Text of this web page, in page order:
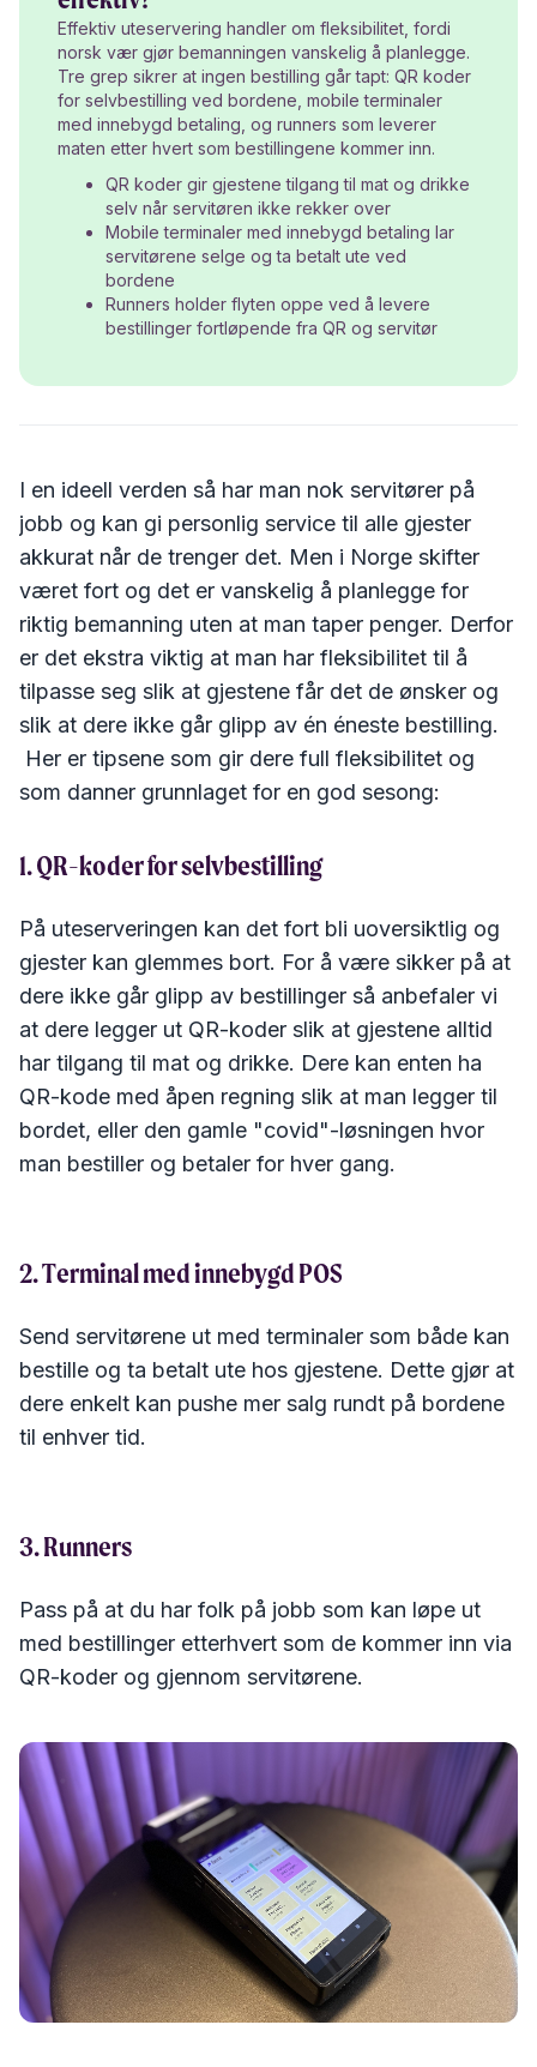
Effektiv uteservering handler om fleksibilitet, fordi
norsk vær gjør bemanningen vanskelig å planlegge.
Tre grep sikrer at ingen bestilling går tapt: QR koder
for selvbestilling ved bordene, mobile terminaler
med innebygd betaling, og runners som leverer
maten etter hvert som bestillingene kommer inn.
QR koder gir gjestene tilgang til mat og drikke
selv når servitøren ikke rekker over
Mobile terminaler med innebygd betaling lar
servitørene selge og ta betalt ute ved
bordene
Runners holder flyten oppe ved å levere
bestillinger fortløpende fra QR og servitør
I en ideell verden så har man nok servitører på
jobb og kan gi personlig service til alle gjester
akkurat når de trenger det. Men i Norge skifter
været fort og det er vanskelig å planlegge for
riktig bemanning uten at man taper penger. Derfor
er det ekstra viktig at man har fleksibilitet til å
tilpasse seg slik at gjestene får det de ønsker og
slik at dere ikke går glipp av én éneste bestilling.
Her er tipsene som gir dere full fleksibilitet og
som danner grunnlaget for en god sesong:
1. QR-koder for selvbestilling
På uteserveringen kan det fort bli uoversiktlig og
gjester kan glemmes bort. For å være sikker på at
dere ikke går glipp av bestillinger så anbefaler vi
at dere legger ut QR-koder slik at gjestene alltid
har tilgang til mat og drikke. Dere kan enten ha
QR-kode med åpen regning slik at man legger til
bordet, eller den gamle "covid"-løsningen hvor
man bestiller og betaler for hver gang.
2. Terminal med innebygd POS
Send servitørene ut med terminaler som både kan
bestille og ta betalt ute hos gjestene. Dette gjør at
dere enkelt kan pushe mer salg rundt på bordene
til enhver tid.
3. Runners
Pass på at du har folk på jobb som kan løpe ut
med bestillinger etterhvert som de kommer inn via
QR-koder og gjennom servitørene.